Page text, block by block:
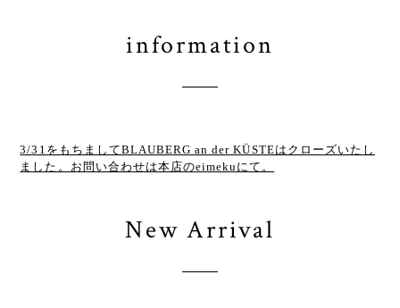
information
3/31をもちましてBLAUBERG an der KÜSTEはクローズいたし
ました。お問い合わせは本店のeimekuにて。
New Arrival